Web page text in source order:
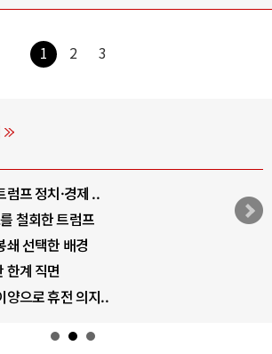
1 2 3
로벌 토큰 시..
미국 진보진영 ..
은 새로운 글로..
터센터 확산..
의를 잠식하고 ..